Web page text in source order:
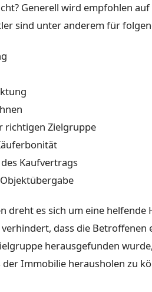
Generell wird empfohlen
sind unter anderem für
richtigen Zielgruppe
Kaufvertrags
dreht es sich um eine
dass die Betroffenen
herausgefunden
der Immobilie herausholen zu